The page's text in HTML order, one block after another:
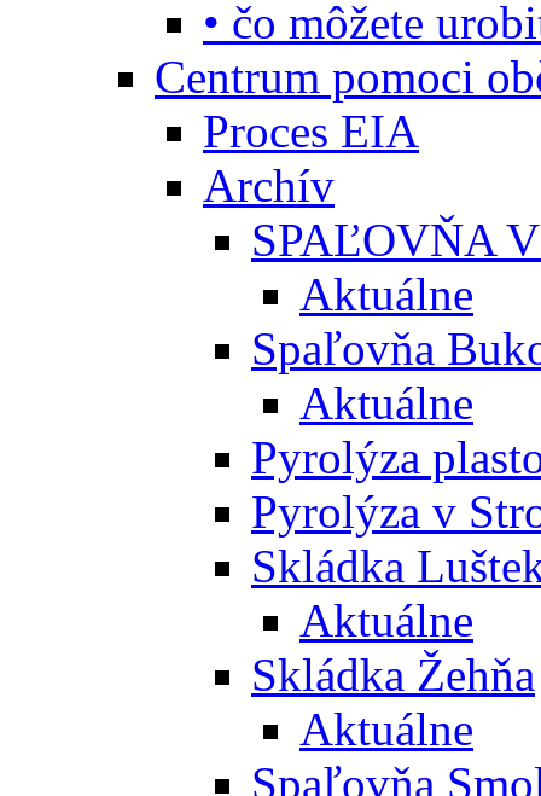
• čo môžete
Centrum pomoci
Proces EIA
Archív
SPAĽOVŇA
Aktuálne
Spaľovňa
Aktuálne
Pyrolýza
Pyrolýza v
Skládka
Aktuálne
Skládka Žehňa
Aktuálne
Spaľovňa